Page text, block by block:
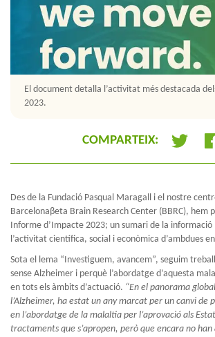
El document detalla l’activitat més destacada
2023.
COMPARTEIX:
Des de la Fundació Pasqual Maragall i el nostre
Barcelonaβeta Brain Research Center (BBRC), hem
Informe d’Impacte 2023; un sumari de la informació
l’activitat científica, social i econòmica d’ambdues
Sota el lema “Investiguem, avancem”, seguim
sense Alzheimer i perquè l’abordatge d’aquesta
en tots els àmbits d’actuació. “En el panorama
l’Alzheimer, ha estat un any marcat per un canvi de
en l’abordatge de la malaltia per l’aprovació als
tractaments que s’apropen, però que encara no